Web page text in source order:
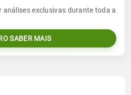
Umidade do ar
37% 87%
Lua
Umidade do ar
Vento
ESE - 8km/h
análises exclusivas durante toda a
SABER MAIS